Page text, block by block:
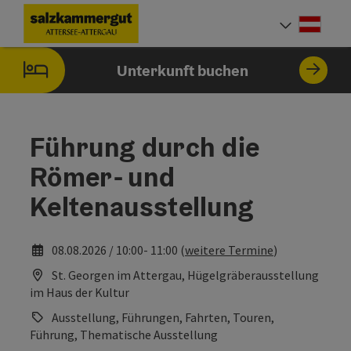
Zum InhaltAccesskey
[0]
Zur NavigationAccesskey
[1]
Zum Seitenanfang
Zum ImpressumAccesskey
[5]
Zu den Hinweisen zur Bedienung der Website Accesskey
Zur StartseiteAccesskey
[7]
Unterkunft buchen
Führung durch die
Römer- und
Keltenausstellung
08.08.2026 / 10:00- 11:00 (weitere Termine)
St. Georgen im Attergau, Hügelgräberausstellung
im Haus der Kultur
Ausstellung, Führungen, Fahrten, Touren,
Führung, Thematische Ausstellung